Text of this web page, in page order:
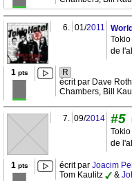
6. 01/2011
Tokio
de
1 pts
R
écrit par Dave
Chambers, Bill
7. 09/2014 #5
Tokio
de
1 pts écrit par Joacim
Tom Kaulitz
&